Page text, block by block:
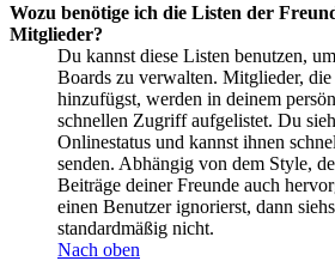
Wozu benötige ich die Listen der
Mitglieder?
Du kannst diese Listen benutzen,
Boards zu verwalten. Mitglieder,
hinzufügst, werden in deinem
schnellen Zugriff aufgelistet. Du
Onlinestatus und kannst ihnen
senden. Abhängig von dem Style,
Beiträge deiner Freunde auch
einen Benutzer ignorierst, dann
standardmäßig nicht.
Nach oben